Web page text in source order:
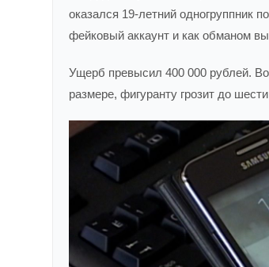
оказался 19-летний одногруппник
фейковый аккаунт и как обманом
Ущерб превысил 400 000 рублей.
размере, фигуранту грозит до